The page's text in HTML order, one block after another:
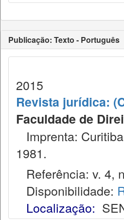
Publicação: Texto - Português
2015
Revista jurídica:
Faculdade de
Imprenta:
1981.
Referência: v. 4,
Disponibilidade:
Localização: